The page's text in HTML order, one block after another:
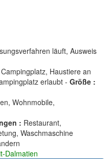
läuft, Ausweis
Campingplatz, Haustiere an
erlaubt - Größe :
Wohnmobile,
: Restaurant,
Waschmaschine
Dalmatien